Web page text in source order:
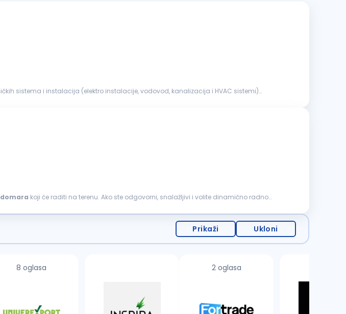
domara koji će raditi na terenu. Ako ste odgovorni, snalažljivi i volite dinamično radno
Prikaži Ukloni
8 oglasa 2 oglasa